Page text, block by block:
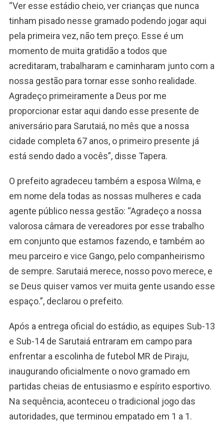
“Ver esse estádio cheio, ver crianças que nunca
tinham pisado nesse gramado podendo jogar aqui
pela primeira vez, não tem preço. Esse é um
momento de muita gratidão a todos que
acreditaram, trabalharam e caminharam junto com a
nossa gestão para tornar esse sonho realidade.
Agradeço primeiramente a Deus por me
proporcionar estar aqui dando esse presente de
aniversário para Sarutaiá, no mês que a nossa
cidade completa 67 anos, o primeiro presente já
está sendo dado a vocês”, disse Tapera.
O prefeito agradeceu também a esposa Wilma, e
em nome dela todas as nossas mulheres e cada
agente público nessa gestão: “Agradeço a nossa
valorosa câmara de vereadores por esse trabalho
em conjunto que estamos fazendo, e também ao
meu parceiro e vice Gango, pelo companheirismo
de sempre. Sarutaiá merece, nosso povo merece, e
se Deus quiser vamos ver muita gente usando esse
espaço.”, declarou o prefeito.
Após a entrega oficial do estádio, as equipes Sub-13
e Sub-14 de Sarutaiá entraram em campo para
enfrentar a escolinha de futebol MR de Piraju,
inaugurando oficialmente o novo gramado em
partidas cheias de entusiasmo e espírito esportivo.
Na sequência, aconteceu o tradicional jogo das
autoridades, que terminou empatado em 1 a 1.